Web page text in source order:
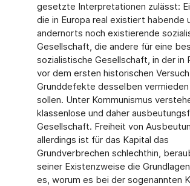
gesetzte Interpretationen zulässt:
die in Europa real existiert habende
andernorts noch existierende
Gesellschaft, die andere für eine
sozialistische Gesellschaft, in der in
vor dem ersten historischen Versuch
Grunddefekte desselben
sollen. Unter Kommunismus
klassenlose und daher
Gesellschaft. Freiheit von
allerdings ist für das Kapital das
Grundverbrechen schlechthin,
seiner Existenzweise die
es, worum es bei der sogenannten